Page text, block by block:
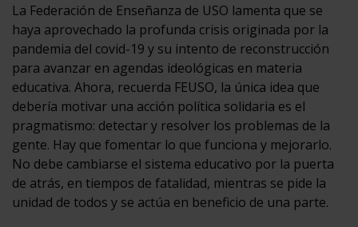
La Federación de Enseñanza de USO lamenta que se
haya aprovechado la profunda crisis originada por la
pandemia del covid-19 y su intento de reconstrucción
para avanzar en agendas ideológicas en materia
educativa. Ahora, recuerda FEUSO, la única idea que
debería motivar una acción política solidaria es el
pragmatismo: detectar y resolver los problemas de la
gente. Hay que fomentar lo que funciona y mejorarlo.
No debe cambiarse el sistema educativo por la puerta
de atrás, en tiempos de fatalidad, mientras se pide la
unidad de todos y se actúa en beneficio de una parte.